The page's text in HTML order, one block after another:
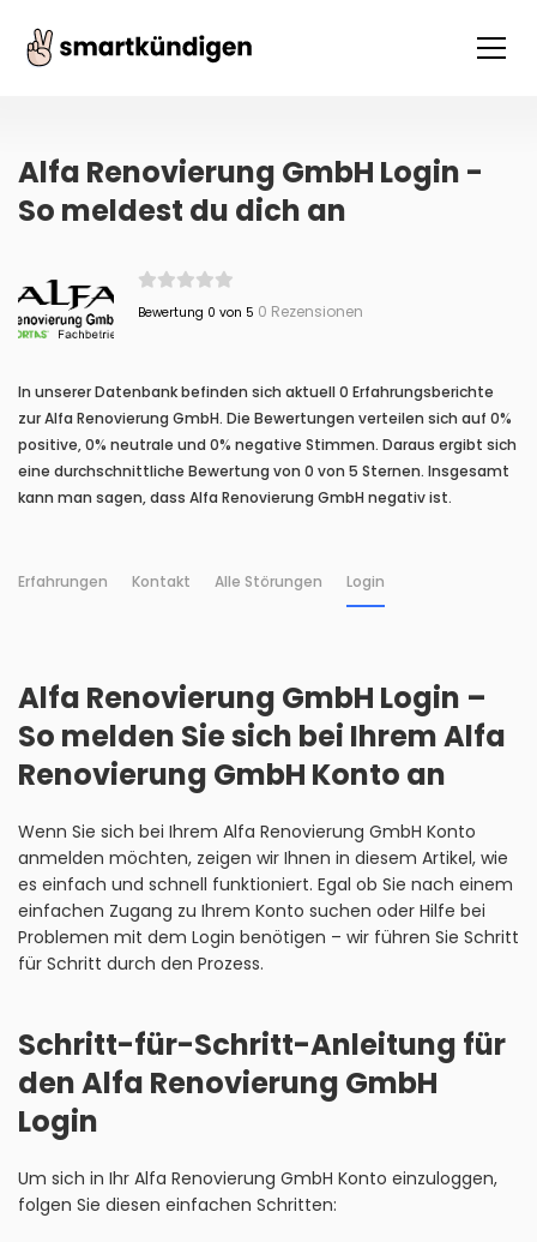
Alfa Renovierung GmbH Login -
So meldest du dich an
Bewertung 0 von 5 0 Rezensionen
In unserer Datenbank befinden sich aktuell 0 Erfahrungsberichte
zur Alfa Renovierung GmbH. Die Bewertungen verteilen sich auf 0%
positive, 0% neutrale und 0% negative Stimmen. Daraus ergibt sich
eine durchschnittliche Bewertung von 0 von 5 Sternen. Insgesamt
kann man sagen, dass Alfa Renovierung GmbH negativ ist.
Erfahrungen Kontakt Alle Störungen Login
Alfa Renovierung GmbH Login –
So melden Sie sich bei Ihrem Alfa
Renovierung GmbH Konto an
Wenn Sie sich bei Ihrem Alfa Renovierung GmbH Konto
anmelden möchten, zeigen wir Ihnen in diesem Artikel, wie
es einfach und schnell funktioniert. Egal ob Sie nach einem
einfachen Zugang zu Ihrem Konto suchen oder Hilfe bei
Problemen mit dem Login benötigen – wir führen Sie Schritt
für Schritt durch den Prozess.
Schritt-für-Schritt-Anleitung für
den Alfa Renovierung GmbH
Login
Um sich in Ihr Alfa Renovierung GmbH Konto einzuloggen,
folgen Sie diesen einfachen Schritten: